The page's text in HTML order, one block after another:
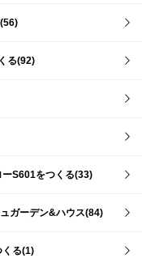
る(92)
S601をつくる(33)
ガーデン&ハウス(84)
くる(1)